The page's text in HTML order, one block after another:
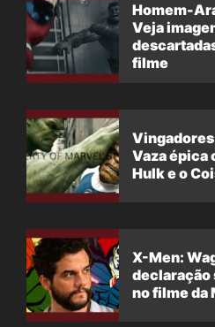
Homem-
Veja
filme
Vaza épica
Hulk e o
X-Men:
declaração
no filme da